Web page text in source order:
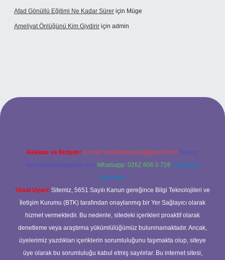
Afad Gönüllü Eğitimi Ne Kadar Sürer için Müge
Ameliyat Önlüğünü Kim Giydirir için admin
güncel giriş
Reklam ve İletişim: E-mail: backlinkpaneli@gmail.com Teams:
forumhizmeti@gmail.com Whatsapp: 0262 606 0 726 Telegram:
@karabul
Yasal Uyarı: Sitemiz, 5651 Sayılı Kanun gereğince Bilgi Teknolojileri ve
İletişim Kurumu (BTK) tarafından onaylanmış bir Yer Sağlayıcı olarak
hizmet vermektedir. Bu nedenle, sitedeki içerikleri proaktif olarak
denetleme veya araştırma yükümlülüğümüz bulunmamaktadır. Ancak,
üyelerimiz yazdıkları içeriklerin sorumluluğunu taşımakta olup, siteye
üye olarak bu sorumluluğu kabul etmiş sayılırlar. Bu internet sitesi,